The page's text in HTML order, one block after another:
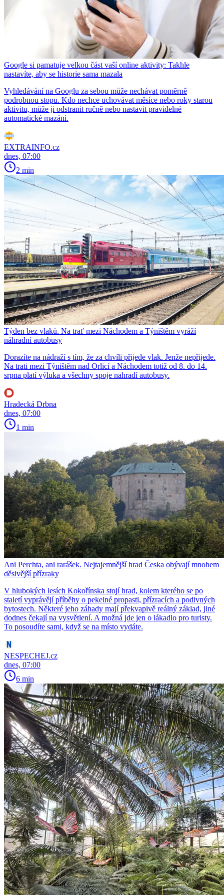
Google si pamatuje velkou část vaší online aktivity: Takhle
nastavíte, aby se historie sama mazala
Vyhledávání na Googlu za sebou může nechávat poměrně
podrobnou stopu. Kdo nechce uchovávat měsíce nebo roky starou
aktivitu, může ji odstranit ručně nebo nastavit pravidelné
automatické mazání.
EXTRAINFO.cz
dnes, 07:00
2 min
Týden bez vlaků. Na trať mezi Náchodem a Týništěm vyráží
náhradní autobusy
Dorazíte na nádraží s tím, že za chvíli přijede vlak. Jenže nepřijede.
Na trati mezi Týništěm nad Orlicí a Náchodem totiž od 8. do 14.
srpna platí výluka a všechny spoje nahradí autobusy.
Hradecká Drbna
dnes, 07:00
1 min
Ani Perchta, ani rarášek. Nejtajemnější hrad Česka obývají mnohem
děsivější přízraky
V hlubokých lesích Kokořínska stojí hrad, kolem kterého se po
staletí vyprávějí příběhy o pekelné propasti, přízracích a podivných
bytostech. Některé jeho záhady mají překvapivě reálný základ, jiné
dodnes čekají na vysvětlení. A možná jde jen o lákadlo pro turisty.
To posoudíte sami, když se na místo vydáte.
NESPECHEJ.cz
dnes, 07:00
6 min